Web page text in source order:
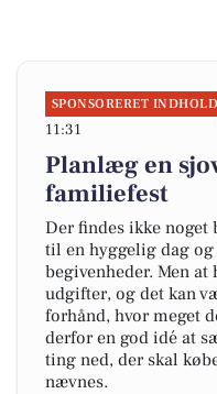
SPONSORERET INDHOLD
11:31
Planlæg en
familiefest
Der findes ikke
til en hyggelig dag
begivenheder. Men
udgifter, og det kan
forhånd, hvor meget
derfor en god idé at
ting ned, der skal
nævnes.